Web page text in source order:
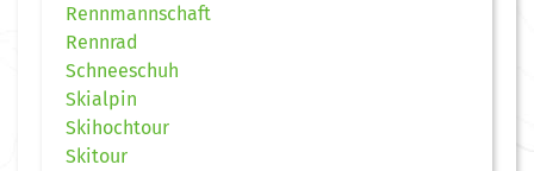
Rennmannschaft
Rennrad
Schneeschuh
Skialpin
Skihochtour
Skitour